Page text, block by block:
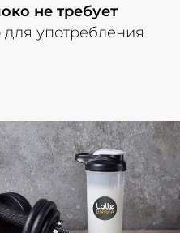
не требует
употребления